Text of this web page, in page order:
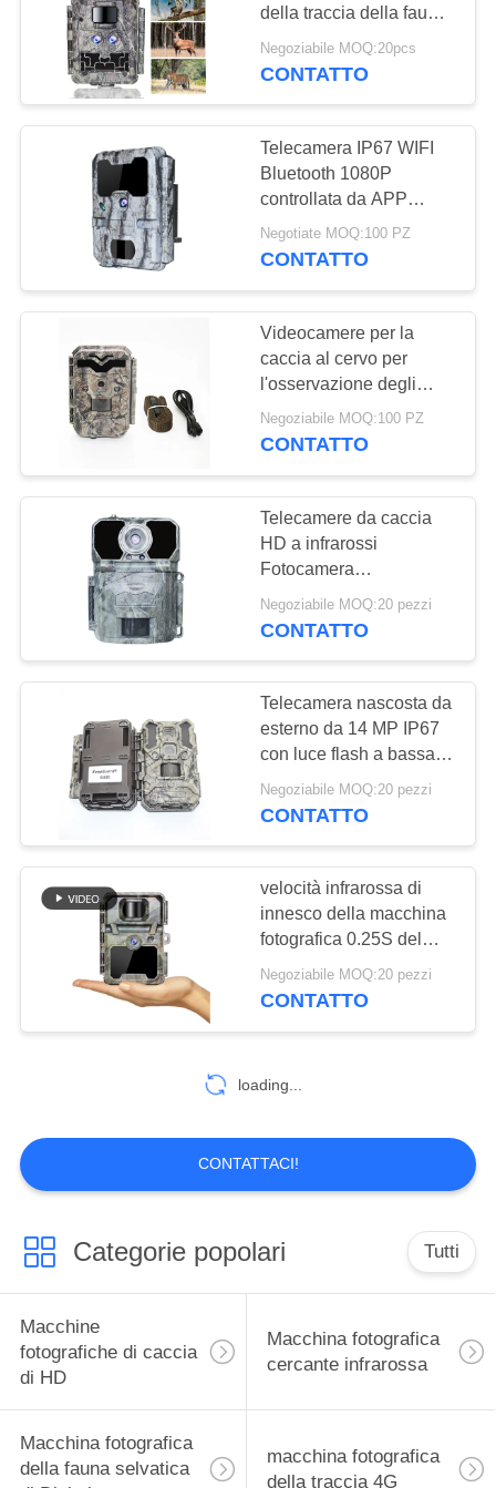
MAPPA
SITO
POLITICA
SULLA
PRIVACY
Macchina
fotografica senza fili
della traccia
Macchina
fotografica di WIFI
Bluetooth
43
Cercare gli
accessori della
macchina
fotografica
Macchina
fotografica cellulare
del gioco
19
Macchina
giardino della fauna
14
Macchina
fotografica della
traccia di GPS
27
della traccia della fauna
selvatica della lente
1080P di DC12V
Negoziabile MOQ:20pcs
CONTATTO
Telecamera IP67 WIFI
Bluetooth 1080P
controllata da APP
impermeabile per la
caccia
Negotiate MOQ:100 PZ
CONTATTO
Videocamere per la
caccia al cervo per
l'osservazione degli
animali 1920x1080P
Negoziabile MOQ:100 PZ
CONTATTO
Telecamere da caccia
HD a infrarossi
Fotocamera
impermeabile per
esplorazione della fauna
Negoziabile MOQ:20 pezzi
CONTATTO
Telecamera nascosta da
esterno da 14 MP IP67
con luce flash a bassa
luminosità a due lenti
Negoziabile MOQ:20 pezzi
CONTATTO
velocità infrarossa di
innesco della macchina
fotografica 0.25S del
gioco di 1080*1920
940nm Wildview
Negoziabile MOQ:20 pezzi
CONTATTO
loading...
CONTATTACI!
Categorie popolari Tutti
Macchine
fotografiche di caccia
di HD
Macchina fotografica
cercante infrarossa
Macchina fotografica
della fauna selvatica
macchina fotografica
della traccia 4G